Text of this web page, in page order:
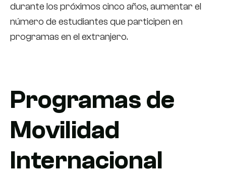
durante los próximos cinco años, aumentar el
número de estudiantes que participen en
programas en el extranjero.
Programas de
Movilidad
Internacional